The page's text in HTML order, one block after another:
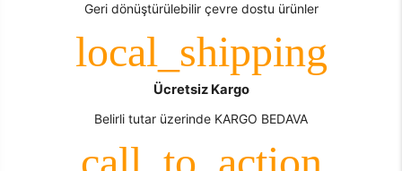
Geri dönüştürülebilir çevre dostu ürünler
Ücretsiz Kargo
Belirli tutar üzerinde KARGO BEDAVA